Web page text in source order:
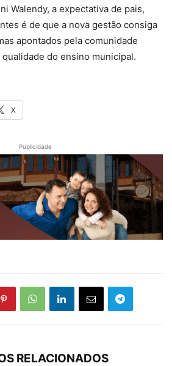
Walendy, a expectativa de pais,
é de que a nova gestão consiga
apontados pela comunidade
do ensino municipal.
X
Publicidade
RELACIONADOS